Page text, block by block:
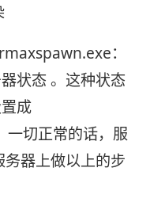
：
状态 。这种状态
成
一切正常的话，服
器上做以上的步